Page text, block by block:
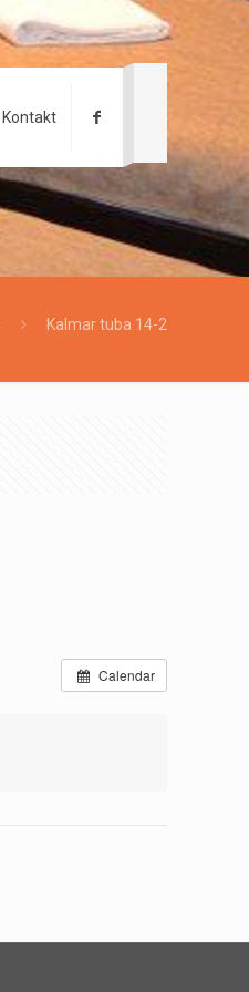
Kontakt
Kalmar tuba 14-2
Calendar